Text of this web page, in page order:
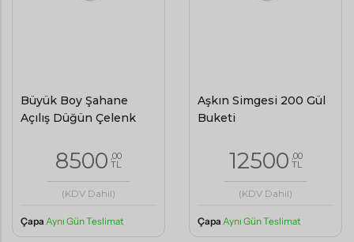
Büyük Boy Şahane
Açılış Düğün Çelenk
8500 ,00
TL
(KDV Dahil)
Çapa Aynı Gün Teslimat
Aşkın Simgesi 200 Gül
Buketi
12500 ,00
TL
(KDV Dahil)
Çapa Aynı Gün Teslimat